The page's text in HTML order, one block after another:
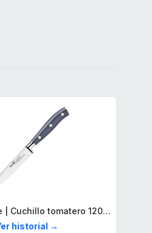
BRA Signature | Cuchillo tomatero 120 mm, Acero Inoxidable alemán forjado con Molibdeno Vanadio, Mango Remachado ABS, Diseño Ergonómico, Hoja 1,6 mm espesor
historial →